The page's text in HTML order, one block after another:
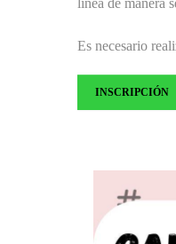
línea de manera
Es necesario
INSCRIPCIÓN